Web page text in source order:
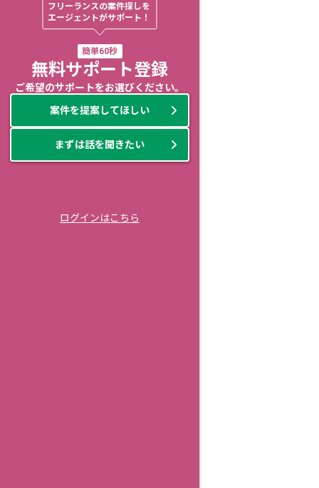
フリーランスの案件探しを
エージェントがサポート！
簡単60秒
無料サポート登録
ご希望のサポートをお選びください。
案件を提案してほしい
まずは話を聞きたい
ログインはこちら